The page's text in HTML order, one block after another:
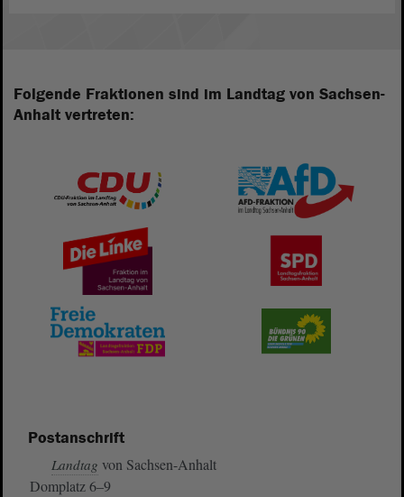
Folgende Fraktionen sind im Landtag von Sachsen-
Anhalt vertreten:
Postanschrift
Landtag von Sachsen-Anhalt
Domplatz 6–9